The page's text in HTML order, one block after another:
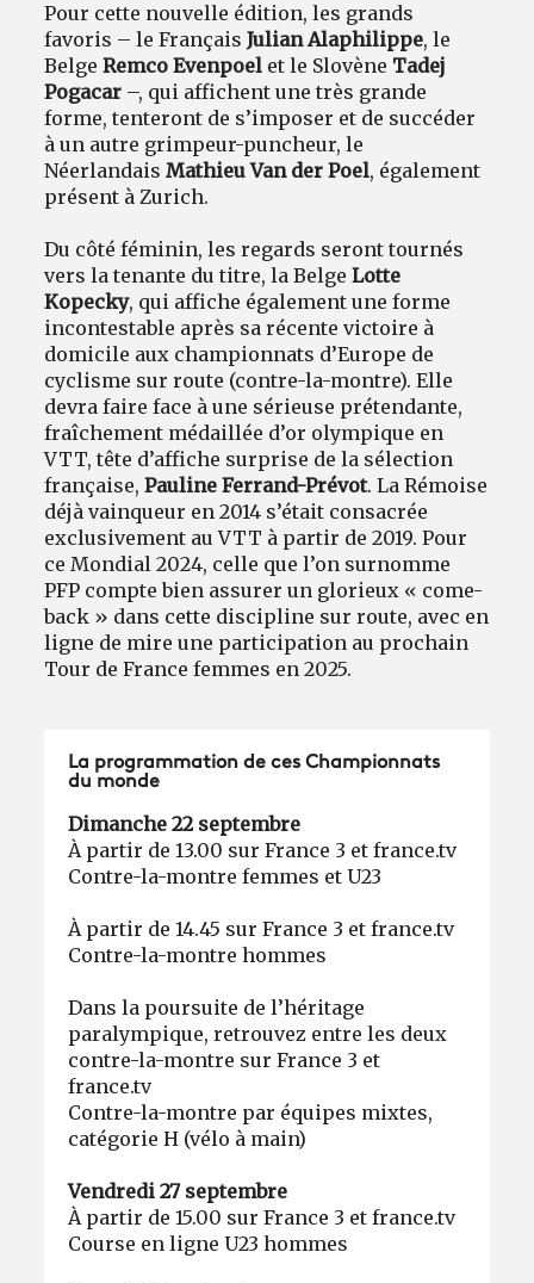
Pour cette nouvelle édition, les grands
favoris – le FrançaisJulian Alaphilippe, le
BelgeRemco Evenpoel et le Slovène Tadej
Pogacar –, qui affichent une très grande
forme, tenteront de s’imposer et de succéder
à un autre grimpeur-puncheur, le
NéerlandaisMathieu Van der Poel, également
présent à Zurich.
Du côté féminin, les regards seront tournés
vers la tenante du titre, la BelgeLotte
Kopecky, qui affiche également une forme
incontestable après sa récente victoire à
domicile aux championnats d’Europe de
cyclisme sur route (contre-la-montre). Elle
devra faire face à une sérieuse prétendante,
fraîchement médaillée d’or olympique en
VTT, tête d’affiche surprise de la sélection
française,Pauline Ferrand-Prévot. La Rémoise
déjà vainqueur en 2014 s’était consacrée
exclusivement au VTT à partir de 2019. Pour
ce Mondial 2024, celle que l’on surnomme
PFP compte bien assurer un glorieux « come-
back » dans cette discipline sur route, avec en
ligne de mire une participation au prochain
Tour de France femmes en 2025.
La programmation de ces Championnats
du monde
Dimanche 22 septembre
À partir de 13.00 sur France 3 et france.tv
Contre-la-montre femmes et U23
À partir de 14.45 sur France 3 et france.tv
Contre-la-montre hommes
Dans la poursuite de l’héritage
paralympique, retrouvez entre les deux
contre-la-montre sur France 3 et
france.tv
Contre-la-montre par équipes mixtes,
catégorie H (vélo à main)
Vendredi 27 septembre
À partir de 15.00 sur France 3 et france.tv
Course en ligne U23 hommes